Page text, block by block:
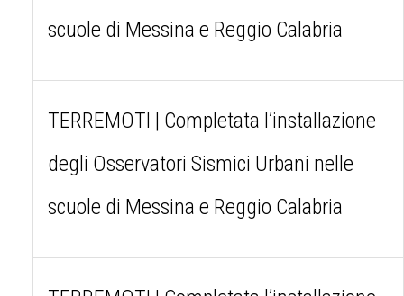
scuole di Messina e Reggio Calabria
TERREMOTI | Completata l’installazione
degli Osservatori Sismici Urbani nelle
scuole di Messina e Reggio Calabria